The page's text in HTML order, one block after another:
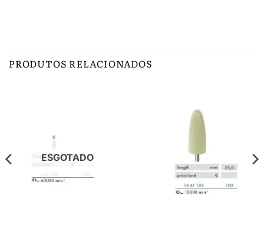
PRODUTOS RELACIONADOS
ESGOTADO